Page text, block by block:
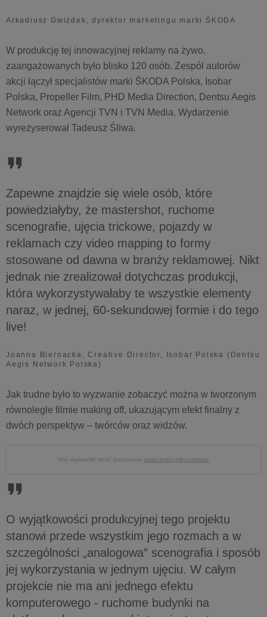
Arkadiusz Gwizdek, dyrektor marketingu marki ŠKODA
W produkcję tej innowacyjnej reklamy na żywo,
zaangażowanych było blisko 120 osób. Zespół autorów
akcji łączył specjalistów marki ŠKODA Polska, Isobar
Polska, Propeller Film, PHD Media Direction, Dentsu Aegis
Network oraz Agencji TVN i TVN Media. Wydarzenie
wyreżyserował Tadeusz Śliwa.
Zapewne znajdzie się wiele osób, które
powiedziałyby, że mastershot, ruchome
scenografie, ujęcia trickowe, pojazdy w
reklamach czy video mapping to formy
stosowane od dawna w branży reklamowej. Nikt
jednak nie zrealizował dotychczas produkcji,
która wykorzystywałaby te wszystkie elementy
naraz, w jednej, 60-sekundowej formie i do tego
live!
Joanna Biernacka, Creative Director, Isobar Polska (Dentsu
Aegis Network Polska)
Jak trudne było to wyzwanie zobaczyć można w tworzonym
równolegle filmie making off, ukazującym efekt finalny z
dwóch perspektyw – twórców oraz widzów.
Aby wyświetlić treść poprawnie zaakceptuj pliki cookies.
O wyjątkowości produkcyjnej tego projektu
stanowi przede wszystkim jego rozmach a w
szczególności „analogowa” scenografia i sposób
jej wykorzystania w jednym ujęciu. W całym
projekcie nie ma ani jednego efektu
komputerowego - ruchome budynki na